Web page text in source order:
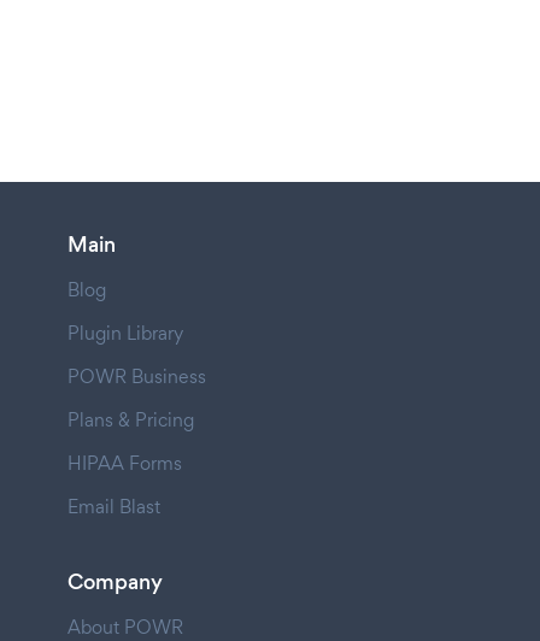
Main
Blog
Plugin Library
POWR Business
Plans & Pricing
HIPAA Forms
Email Blast
Company
About POWR